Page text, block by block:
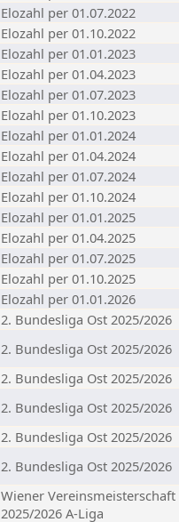
Elozahl per 01.07.2022
Elozahl per 01.10.2022
Elozahl per 01.01.2023
Elozahl per 01.04.2023
Elozahl per 01.07.2023
Elozahl per 01.10.2023
Elozahl per 01.01.2024
Elozahl per 01.04.2024
Elozahl per 01.07.2024
Elozahl per 01.10.2024
Elozahl per 01.01.2025
Elozahl per 01.04.2025
Elozahl per 01.07.2025
Elozahl per 01.10.2025
Elozahl per 01.01.2026
2. Bundesliga Ost 2025/2026
2. Bundesliga Ost 2025/2026
2. Bundesliga Ost 2025/2026
2. Bundesliga Ost 2025/2026
2. Bundesliga Ost 2025/2026
2. Bundesliga Ost 2025/2026
Wiener Vereinsmeisterschaft
2025/2026 A-Liga